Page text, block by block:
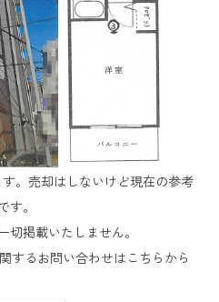
。売却はしないけど現在の参考
。
掲載いたしません。
するお問い合わせはこちらから